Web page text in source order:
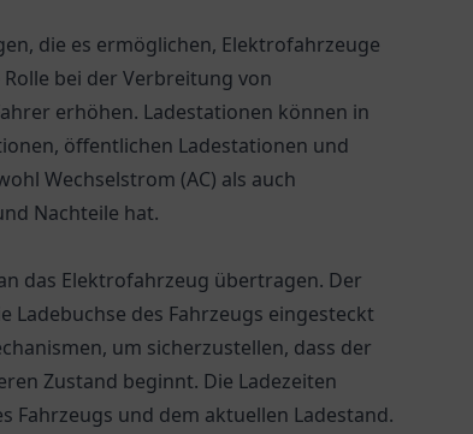
die es ermöglichen, Elektrofahrzeuge
bei der Verbreitung von
erhöhen. Ladestationen können in
öffentlichen Ladestationen und
Wechselstrom (AC) als auch
Nachteile hat.
das Elektrofahrzeug übertragen. Der
Ladebuchse des Fahrzeugs eingesteckt
um sicherzustellen, dass der
Zustand beginnt. Die Ladezeiten
Fahrzeugs und dem aktuellen Ladestand.